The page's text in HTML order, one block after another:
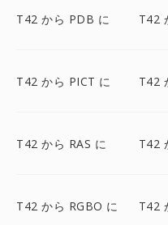
T42 から PDB に T42
T42 から PICT に T42
T42 から RAS に T42
T42 から RGBO に T42